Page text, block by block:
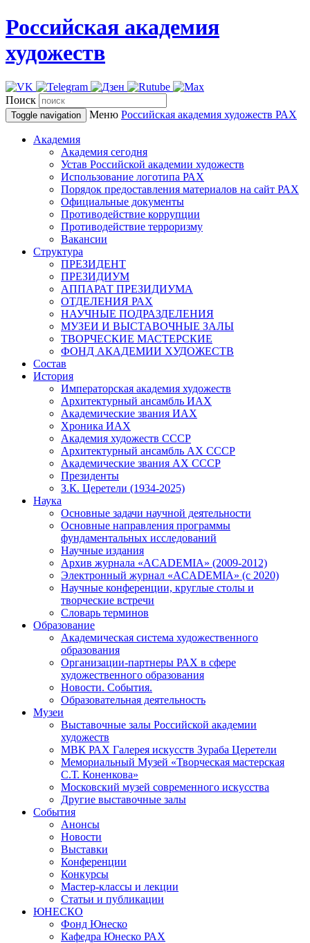
Российская академия
художеств
Поиск
Toggle navigation Меню Российская академия художеств РАХ
Академия
Академия сегодня
Устав Российской академии художеств
Использование логотипа РАХ
Порядок предоставления материалов на сайт РАХ
Официальные документы
Противодействие коррупции
Противодействие терроризму
Вакансии
Структура
ПРЕЗИДЕНТ
ПРЕЗИДИУМ
АППАРАТ ПРЕЗИДИУМА
ОТДЕЛЕНИЯ РАХ
НАУЧНЫЕ ПОДРАЗДЕЛЕНИЯ
МУЗЕИ И ВЫСТАВОЧНЫЕ ЗАЛЫ
ТВОРЧЕСКИЕ МАСТЕРСКИЕ
ФОНД АКАДЕМИИ ХУДОЖЕСТВ
Состав
История
Императорская академия художеств
Архитектурный ансамбль ИАХ
Академические звания ИАХ
Хроника ИАХ
Академия художеств СССР
Архитектурный ансамбль АХ СССР
Академические звания АХ СССР
Президенты
З.К. Церетели (1934-2025)
Наука
Основные задачи научной деятельности
Основные направления программы
фундаментальных исследований
Научные издания
Архив журнала «ACADEMIA» (2009-2012)
Электронный журнал «ACADEMIA» (с 2020)
Научные конференции, круглые столы и
творческие встречи
Словарь терминов
Образование
Академическая система художественного
образования
Организации-партнеры РАХ в сфере
художественного образования
Новости. События.
Образовательная деятельность
Музеи
Выставочные залы Российской академии
художеств
МВК РАХ Галерея искусств Зураба Церетели
Мемориальный Музей «Творческая мастерская
С.Т. Коненкова»
Московский музей современного искусства
Другие выставочные залы
События
Анонсы
Новости
Выставки
Конференции
Конкурсы
Мастер-классы и лекции
Статьи и публикации
ЮНЕСКО
Фонд Юнеско
Кафедра Юнеско РАХ